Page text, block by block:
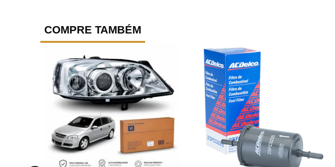
COMPRE TAMBÉM